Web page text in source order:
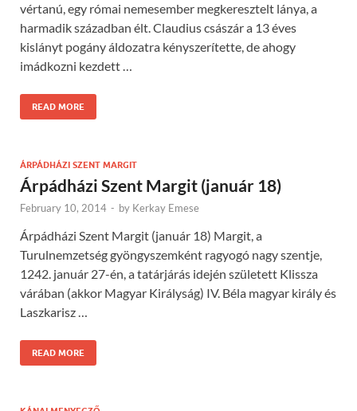
vértanú, egy római nemesember megkeresztelt lánya, a
harmadik században élt. Claudius császár a 13 éves
kislányt pogány áldozatra kényszerítette, de ahogy
imádkozni kezdett …
READ MORE
ÁRPÁDHÁZI SZENT MARGIT
Árpádházi Szent Margit (január 18)
February 10, 2014 - by Kerkay Emese
Árpádházi Szent Margit (január 18) Margit, a
Turulnemzetség gyöngyszemként ragyogó nagy szentje,
1242. január 27-én, a tatárjárás idején született Klissza
várában (akkor Magyar Királyság) IV. Béla magyar király és
Laszkarisz …
READ MORE